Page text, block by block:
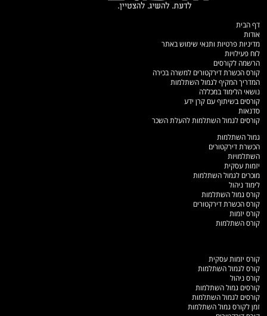
דף הבית
אודות
מדיניות פרטיות ותנאי שימוש באתר
לוח פעילויות
הרשמה לקורסים
קורס הכשרת דירקטורים למשרה בכירה
המדריך המקיף לגמול השתלמות
נושאי הלימוד במכללה
קורסים בשיתוף עם קרן ידע
סדנאות
קורסים לגמול השתלמות להעלת השכר
גמול השתלמות
הכשרת דירקטורים
השתלמויות
יזמות עסקית
מוכרים לגמול השתלמות
לימוד ניהול
קורס גמול השתלמות
קורס הכשרת דירקטורים
קורס יזמות
קורס השתלמות
קורס יזמות עסקית
קורס לגמול השתלמות
קורס ניהול
קורסים גמול השתלמות
קורסים לגמול השתלמות
זמן לקורס גמול השתלמות